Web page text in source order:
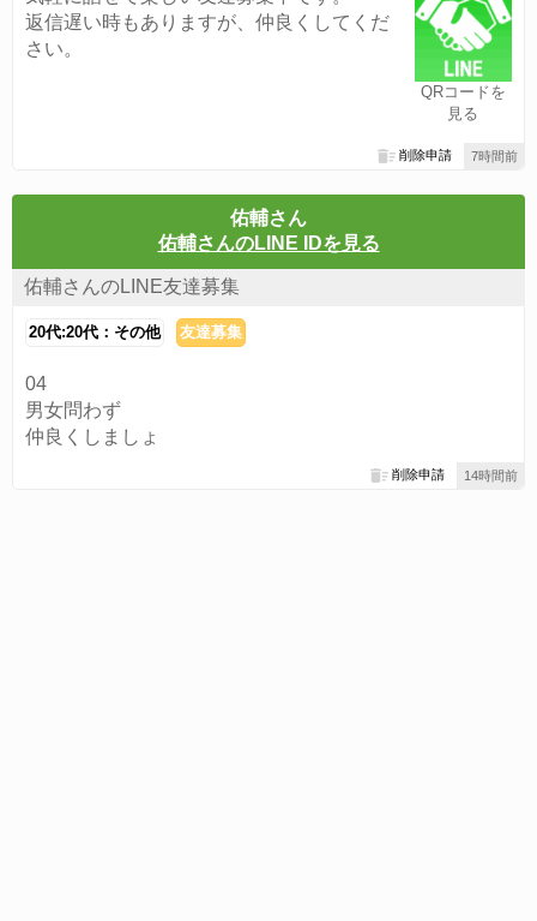
QRコードを
見る
返信遅い時もありますが、仲良くしてくだ
さい。
7時間前
削除申請
佑輔さん
佑輔さんのLINE IDを見る
佑輔さんのLINE友達募集
20代:20代：その他 友達募集
04
男女問わず
仲良くしましょ
14時間前
削除申請